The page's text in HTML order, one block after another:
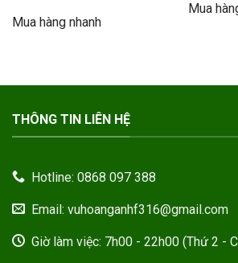
3.900.000VND.
Mua hàng nhanh
Mua
THÔNG TIN LIÊN HỆ
Hotline: 0868 097 388
Email: vuhoanganhf316@gmail.com
Giờ làm việc: 7h00 - 22h00 (Thứ 2 -